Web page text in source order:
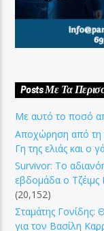
Posts Με Τα
Με αυτό το ποσό
Αποχώρηση από τη
Γη της ελιάς και ο
Survivor: Το
εβδομάδα ο Τζέιμς
(20,152)
Σταμάτης Γονίδης:
για τον Βασίλη